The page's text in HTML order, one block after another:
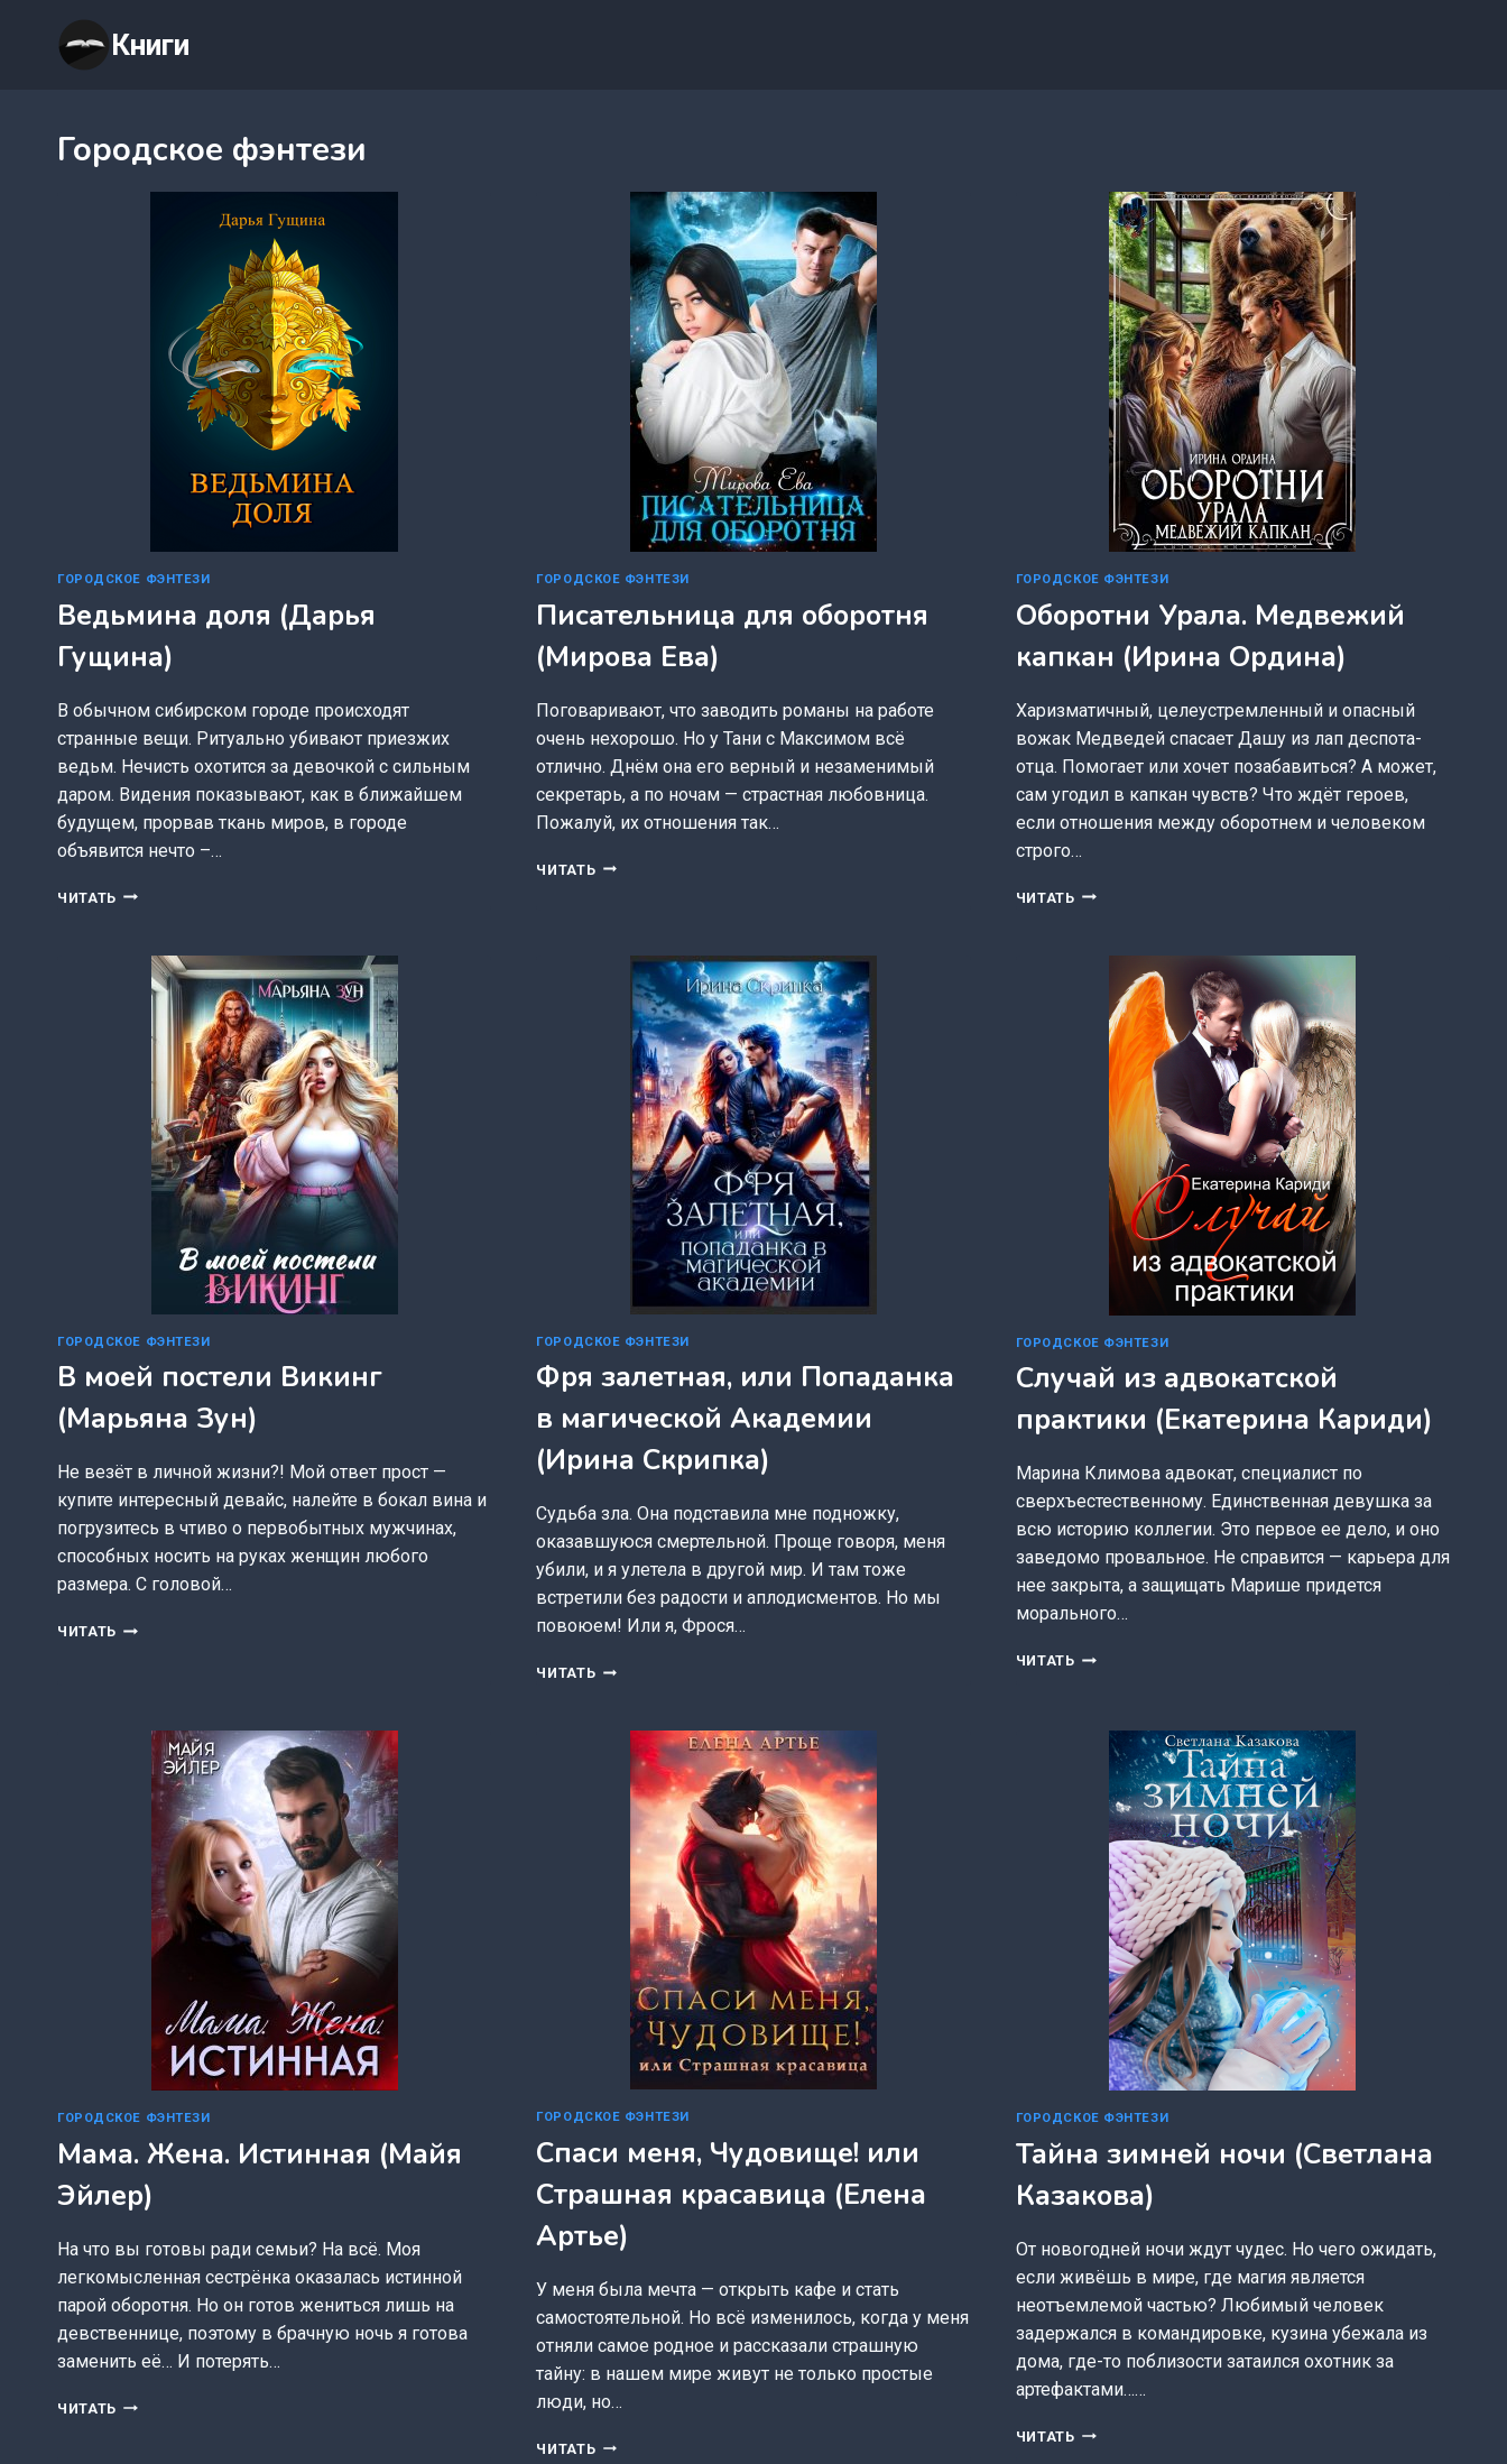
содержимому
Книги
Городское фэнтези
ГОРОДСКОЕ ФЭНТЕЗИ
Ведьмина доля (Дарья
Гущина)
В обычном сибирском городе происходят
странные вещи. Ритуально убивают приезжих
ведьм. Нечисть охотится за девочкой с сильным
даром. Видения показывают, как в ближайшем
будущем, прорвав ткань миров, в городе
объявится нечто –…
ЧИТАТЬ ВЕДЬМИНА
ГУЩИНА)
ГОРОДСКОЕ ФЭНТЕЗИ
Писательница для оборотня
(Мирова Ева)
Поговаривают, что заводить романы на работе
очень нехорошо. Но у Тани с Максимом всё
отлично. Днём она его верный и незаменимый
секретарь, а по ночам — страстная любовница.
Пожалуй, их отношения так…
ЧИТАТЬ ПИСАТЕЛЬНИЦА
ЕВА)
ГОРОДСКОЕ ФЭНТЕЗИ
Оборотни Урала. Медвежий
капкан (Ирина Ордина)
Харизматичный, целеустремленный и опасный
вожак Медведей спасает Дашу из лап деспота-
отца. Помогает или хочет позабавиться? А может,
сам угодил в капкан чувств? Что ждёт героев,
если отношения между оборотнем и человеком
строго…
ЧИТАТЬ ОБОРОТНИ
КАПКАН
(ИРИНА
ОРДИНА)
ГОРОДСКОЕ ФЭНТЕЗИ
В моей постели Викинг
(Марьяна Зун)
Не везёт в личной жизни?! Мой ответ прост —
купите интересный девайс, налейте в бокал вина и
погрузитесь в чтиво о первобытных мужчинах,
способных носить на руках женщин любого
размера. С головой…
ЧИТАТЬ В
ЗУН)
ГОРОДСКОЕ ФЭНТЕЗИ
Фря залетная, или Попаданка
в магической Академии
(Ирина Скрипка)
Судьба зла. Она подставила мне подножку,
оказавшуюся смертельной. Проще говоря, меня
убили, и я улетела в другой мир. И там тоже
встретили без радости и аплодисментов. Но мы
повоюем! Или я, Фрося…
ЧИТАТЬ ФРЯ
ПОПАДАНКА
МАГИЧЕСКОЙ
АКАДЕМИИ
СКРИПКА)
ГОРОДСКОЕ ФЭНТЕЗИ
Случай из адвокатской
практики (Екатерина Кариди)
Марина Климова адвокат, специалист по
сверхъестественному. Единственная девушка за
всю историю коллегии. Это первое ее дело, и оно
заведомо провальное. Не справится — карьера для
нее закрыта, а защищать Марише придется
морального…
ЧИТАТЬ СЛУЧАЙ
(ЕКАТЕРИНА
КАРИДИ)
ГОРОДСКОЕ ФЭНТЕЗИ
Мама. Жена. Истинная (Майя
Эйлер)
На что вы готовы ради семьи? На всё. Моя
легкомысленная сестрёнка оказалась истинной
парой оборотня. Но он готов жениться лишь на
девственнице, поэтому в брачную ночь я готова
заменить её… И потерять…
ЧИТАТЬ МАМА.
ГОРОДСКОЕ ФЭНТЕЗИ
Спаси меня, Чудовище! или
Страшная красавица (Елена
Артье)
У меня была мечта — открыть кафе и стать
самостоятельной. Но всё изменилось, когда у меня
отняли самое родное и рассказали страшную
тайну: в нашем мире живут не только простые
люди, но…
ЧИТАТЬ СПАСИ
ГОРОДСКОЕ ФЭНТЕЗИ
Тайна зимней ночи (Светлана
Казакова)
От новогодней ночи ждут чудес. Но чего ожидать,
если живёшь в мире, где магия является
неотъемлемой частью? Любимый человек
задержался в командировке, кузина убежала из
дома, где-то поблизости затаился охотник за
артефактами……
ЧИТАТЬ ТАЙНА